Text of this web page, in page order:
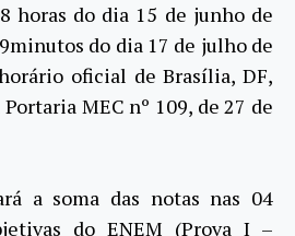
horas do dia 15 de junho de
do dia 17 de julho de
oficial de Brasília, DF,
MEC nº 109, de 27 de
a soma das notas nas 04
do ENEM (Prova I –